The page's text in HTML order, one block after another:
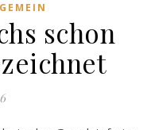
schon